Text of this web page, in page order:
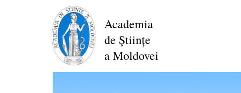
Academia
de Științe
a Moldovei